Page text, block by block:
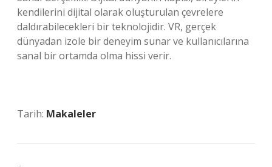
kendilerini dijital olarak oluşturulan çevrelere
daldırabilecekleri bir teknolojidir. VR, gerçek
dünyadan izole bir deneyim sunar ve kullanıcılarına
sanal bir ortamda olma hissi verir.
Tarih: Makaleler